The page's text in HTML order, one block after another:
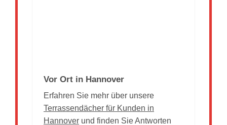
Vor Ort in Hannover
Erfahren Sie mehr über unsere
Terrassendächer für Kunden in
Hannover und finden Sie Antworten